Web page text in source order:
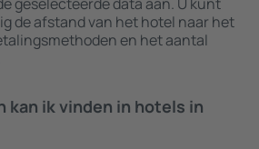
de afstand van het hotel naar het
en het aantal
ik vinden in hotels in